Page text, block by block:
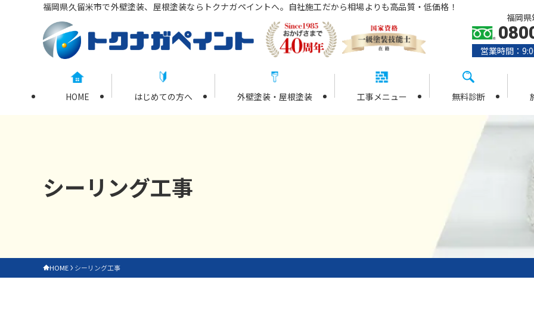
福岡県久留米市で外壁塗装、屋根塗装ならトクナガペイントへ。自社施工だから相場よりも高品質・低価格！
HOME はじめての方へ 外壁塗装・屋根塗装 工事メニュー 無料診断
福岡
営業時間：
シーリング工事
HOME シーリング工事